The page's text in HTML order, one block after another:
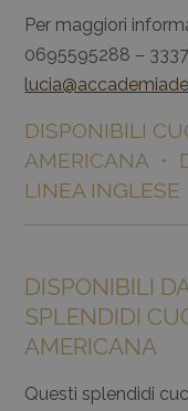
Per maggiori
0695595288 –
DISPONIBILI
AMERICANA •
LINEA INGLESE
DISPONIBILI
SPLENDIDI
AMERICANA
Questi splendidi